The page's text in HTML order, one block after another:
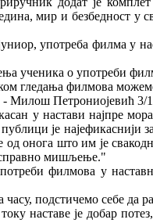
мир и безбедност у
употреба филма у
ученика о употреби
гледања филмова
- Милош Петрониојевић 3/
у настави најпре
је најефикаснији
од онога што им је
мишљење."
филмова у
часу, подстичемо себе
наставе је добар